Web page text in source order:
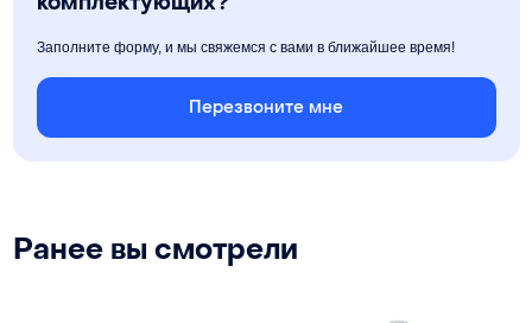
Заполните форму, и мы свяжемся с вами в ближайшее время!
Перезвоните мне
Ранее вы смотрели